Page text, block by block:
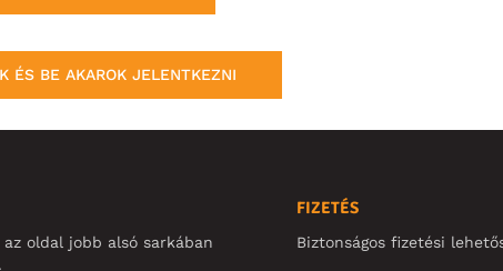
ÉS BE AKAROK JELENTKEZNI
oldal jobb alsó sarkában
FIZETÉS
Biztonságos fizetési